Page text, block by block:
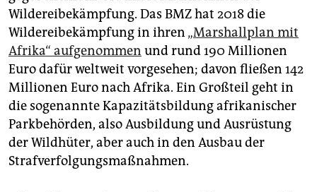
Wildereibekämpfung. Das BMZ hat 2018 die
Wildereibekämpfung in ihren „Marshallplan mit
Afrika“ aufgenommen und rund 190 Millionen
Euro dafür weltweit vorgesehen; davon fließen 142
Millionen Euro nach Afrika. Ein Großteil geht in
die sogenannte Kapazitätsbildung afrikanischer
Parkbehörden, also Ausbildung und Ausrüstung
der Wildhüter, aber auch in den Ausbau der
Strafverfolgungsmaßnahmen.